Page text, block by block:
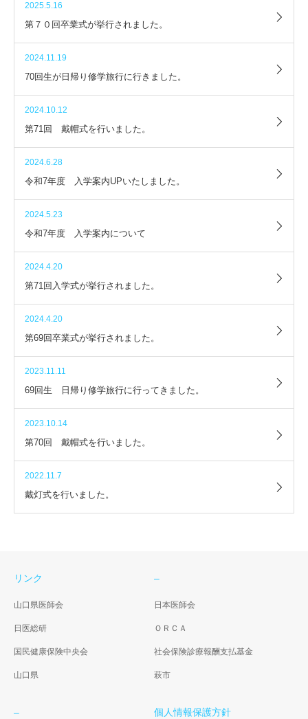
2025.5.16
第７０回卒業式が挙行されました。
2024.11.19
70回生が日帰り修学旅行に行きました。
2024.10.12
第71回 戴帽式を行いました。
2024.6.28
令和7年度 入学案内UPいたしました。
2024.5.23
令和7年度 入学案内について
2024.4.20
第71回入学式が挙行されました。
2024.4.20
第69回卒業式が挙行されました。
2023.11.11
69回生 日帰り修学旅行に行ってきました。
2023.10.14
第70回 戴帽式を行いました。
2022.11.7
戴灯式を行いました。
リンク
山口県医師会
日医総研
国民健康保険中央会
山口県
–
日本医師会
ＯＲＣＡ
社会保険診療報酬支払基金
萩市
– 個人情報保護方針